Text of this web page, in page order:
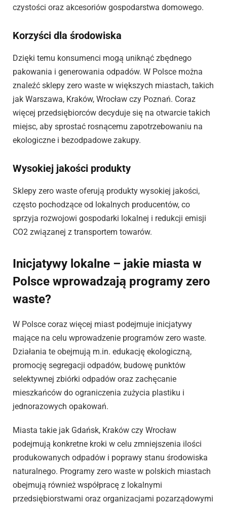
czystości oraz akcesoriów gospodarstwa domowego.
Korzyści dla środowiska
Dzięki temu konsumenci mogą uniknąć zbędnego
pakowania i generowania odpadów. W Polsce można
znaleźć sklepy zero waste w większych miastach, takich
jak Warszawa, Kraków, Wrocław czy Poznań. Coraz
więcej przedsiębiorców decyduje się na otwarcie takich
miejsc, aby sprostać rosnącemu zapotrzebowaniu na
ekologiczne i bezodpadowe zakupy.
Wysokiej jakości produkty
Sklepy zero waste oferują produkty wysokiej jakości,
często pochodzące od lokalnych producentów, co
sprzyja rozwojowi gospodarki lokalnej i redukcji emisji
CO2 związanej z transportem towarów.
Inicjatywy lokalne – jakie miasta w
Polsce wprowadzają programy zero
waste?
W Polsce coraz więcej miast podejmuje inicjatywy
mające na celu wprowadzenie programów zero waste.
Działania te obejmują m.in. edukację ekologiczną,
promocję segregacji odpadów, budowę punktów
selektywnej zbiórki odpadów oraz zachęcanie
mieszkańców do ograniczenia zużycia plastiku i
jednorazowych opakowań.
Miasta takie jak Gdańsk, Kraków czy Wrocław
podejmują konkretne kroki w celu zmniejszenia ilości
produkowanych odpadów i poprawy stanu środowiska
naturalnego. Programy zero waste w polskich miastach
obejmują również współpracę z lokalnymi
przedsiębiorstwami oraz organizacjami pozarządowymi